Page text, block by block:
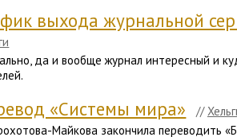
выхода журнальной
да и вообще журнал интересный и
«Системы мира» //
Майкова закончила переводить